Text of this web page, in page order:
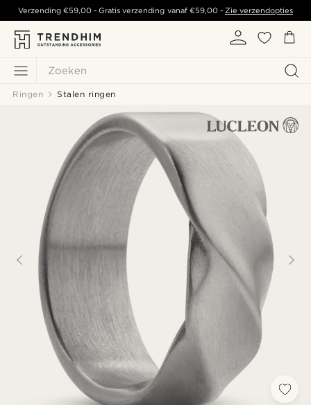
Zoeken
Verzending€59,00 - Gratis verzending vanaf €59,00- Zie verzendopties
Ringen Stalen ringen